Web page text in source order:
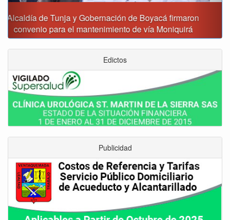
Reporte del tiempo en Boyacá para el viernes
Edictos
Publicidad